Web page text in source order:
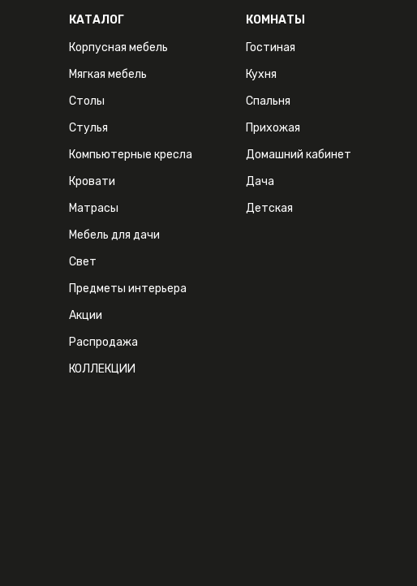
КАТАЛОГ
Корпусная мебель
Мягкая мебель
Столы
Стулья
Компьютерные кресла
Кровати
Матрасы
Мебель для дачи
Свет
Предметы интерьера
Акции
Распродажа
КОЛЛЕКЦИИ
КОМНАТЫ
Гостиная
Кухня
Спальня
Прихожая
Домашний кабинет
Дача
Детская